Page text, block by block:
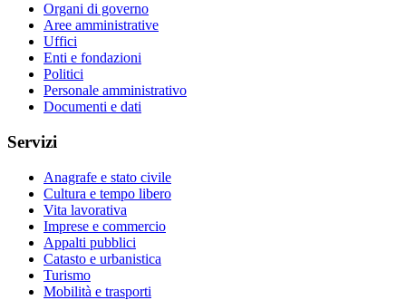
Organi di governo
Aree amministrative
Uffici
Enti e fondazioni
Politici
Personale amministrativo
Documenti e dati
Servizi
Anagrafe e stato civile
Cultura e tempo libero
Vita lavorativa
Imprese e commercio
Appalti pubblici
Catasto e urbanistica
Turismo
Mobilità e trasporti